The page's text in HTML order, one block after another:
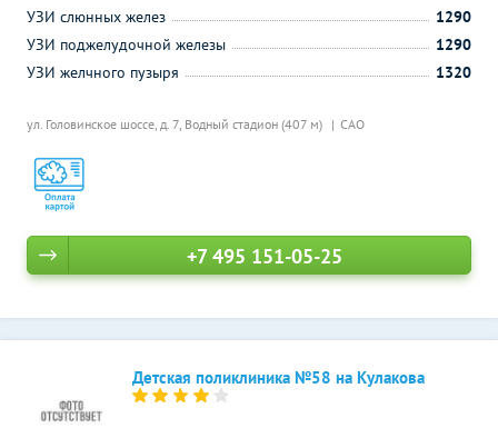
ул. Головинское шоссе, д. 7, Водный стадион (407 м) САО
УЗИ слюнных желез
1290
УЗИ поджелудочной железы
1290
УЗИ желчного пузыря
1320
+7 495 151-05-25
Детская поликлиника №58 на Кулакова